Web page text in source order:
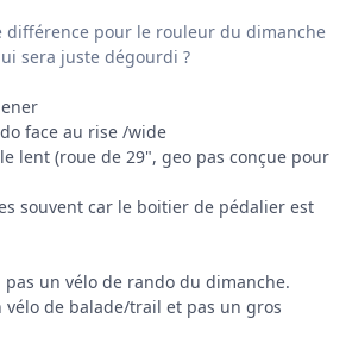
différence pour le rouleur du dimanche
sera juste dégourdi ?
face au rise /wide
lent (roue de 29", geo pas conçue pour
souvent car le boitier de pédalier est
un vélo de rando du dimanche.
vélo de balade/trail et pas un gros